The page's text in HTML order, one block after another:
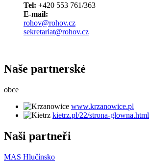
Tel: +420 553 761/363
E-mail:
rohov@rohov.cz
sekretariat@rohov.cz
Naše partnerské
obce
www.krzanowice.pl
kietrz.pl/22/strona-glowna.html
Naši partneři
MAS Hlučínsko